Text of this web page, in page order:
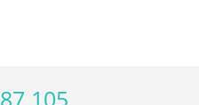
105